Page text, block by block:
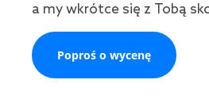
a my wkrótce się z Tobą
Poproś o wycenę